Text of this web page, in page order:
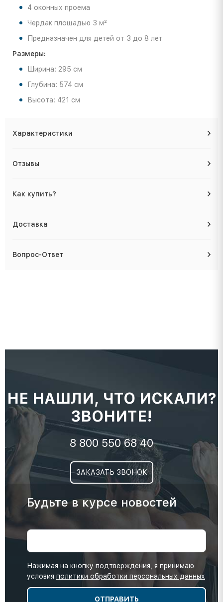
4 оконных проема
Чердак площадью 3 м²
Предназначен для детей от 3 до 8 лет
Размеры:
Ширина: 295 см
Глубина: 574 см
Высота: 421 см
Характеристики
Отзывы
Как купить?
Доставка
Вопрос-Ответ
НЕ НАШЛИ, ЧТО ИСКАЛИ?
ЗВОНИТЕ!
8 800 550 68 40
ЗАКАЗАТЬ ЗВОНОК
Будьте в курсе новостей
Нажимая на кнопку подтверждения, я принимаю
условия политики обработки персональных данных